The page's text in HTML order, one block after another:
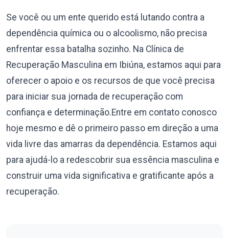
Se você ou um ente querido está lutando contra a
dependência química ou o alcoolismo, não precisa
enfrentar essa batalha sozinho. Na Clínica de
Recuperação Masculina em Ibiúna, estamos aqui para
oferecer o apoio e os recursos de que você precisa
para iniciar sua jornada de recuperação com
confiança e determinação.Entre em contato conosco
hoje mesmo e dê o primeiro passo em direção a uma
vida livre das amarras da dependência. Estamos aqui
para ajudá-lo a redescobrir sua essência masculina e
construir uma vida significativa e gratificante após a
recuperação.